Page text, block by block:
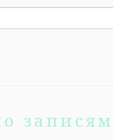
записям